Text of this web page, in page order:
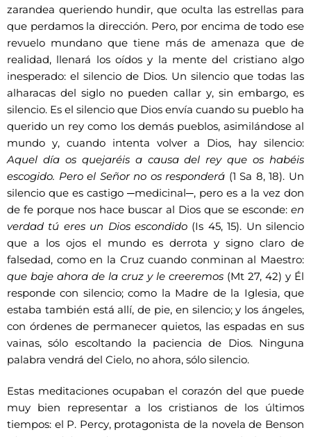
zarandea queriendo hundir, que oculta las estrellas para
que perdamos la dirección. Pero, por encima de todo ese
revuelo mundano que tiene más de amenaza que de
realidad, llenará los oídos y la mente del cristiano algo
inesperado: el silencio de Dios. Un silencio que todas las
alharacas del siglo no pueden callar y, sin embargo, es
silencio. Es el silencio que Dios envía cuando su pueblo ha
querido un rey como los demás pueblos, asimilándose al
mundo y, cuando intenta volver a Dios, hay silencio:
Aquel día os quejaréis a causa del rey que os habéis
escogido. Pero el Señor no os responderá (1 Sa 8, 18). Un
silencio que es castigo ─medicinal─, pero es a la vez don
de fe porque nos hace buscar al Dios que se esconde: en
verdad tú eres un Dios escondido (Is 45, 15). Un silencio
que a los ojos el mundo es derrota y signo claro de
falsedad, como en la Cruz cuando conminan al Maestro:
que baje ahora de la cruz y le creeremos (Mt 27, 42) y Él
responde con silencio; como la Madre de la Iglesia, que
estaba también está allí, de pie, en silencio; y los ángeles,
con órdenes de permanecer quietos, las espadas en sus
vainas, sólo escoltando la paciencia de Dios. Ninguna
palabra vendrá del Cielo, no ahora, sólo silencio.
Estas meditaciones ocupaban el corazón del que puede
muy bien representar a los cristianos de los últimos
tiempos: el P. Percy, protagonista de la novela de Benson